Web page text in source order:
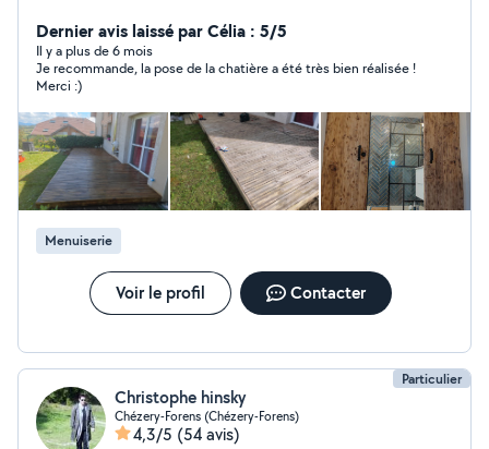
carrelage placoplatre , tout travaux pavés, Muret,
Dernier avis laissé par Célia : 5/5
Il y a plus de 6 mois
Je recommande, la pose de la chatière a été très bien réalisée !
Merci :)
Menuiserie
Voir le profil Contacter
Particulier
Christophe hinsky
Chézery-Forens (Chézery-Forens)
4,3/5 (54 avis)